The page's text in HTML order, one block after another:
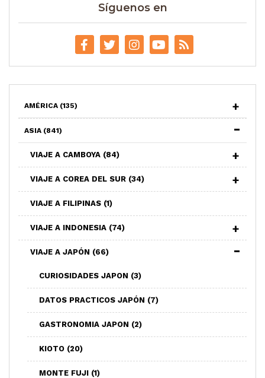
Síguenos en
AMÉRICA (135)
ASIA (841)
VIAJE A CAMBOYA (84)
VIAJE A COREA DEL SUR (34)
VIAJE A FILIPINAS (1)
VIAJE A INDONESIA (74)
VIAJE A JAPÓN (66)
CURIOSIDADES JAPON (3)
DATOS PRACTICOS JAPÓN (7)
GASTRONOMIA JAPON (2)
KIOTO (20)
MONTE FUJI (1)